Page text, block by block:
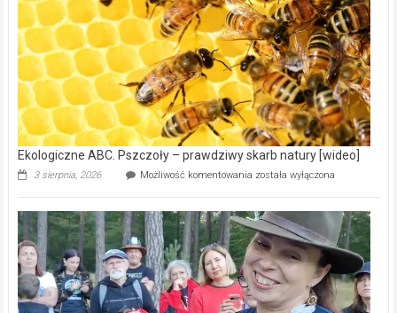
dofinansowaniem
ponad
15,6
mln
na
modernizację
oczyszczalni
ścieków
[wideo]
Ekologiczne ABC. Pszczoły – prawdziwy skarb natury [wideo]
3 sierpnia, 2026 Możliwość komentowania Ekologiczne
–
prawdziwy
skarb
natury
[wideo]
została wyłączona